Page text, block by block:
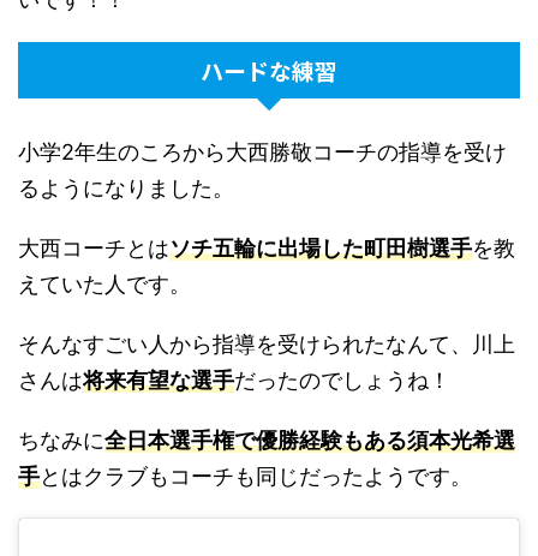
ハードな練習
小学2年生のころから大西勝敬コーチの指導を受け
るようになりました。
大西コーチとはソチ五輪に出場した町田樹選手を教
えていた人です。
そんなすごい人から指導を受けられたなんて、川上
さんは将来有望な選手だったのでしょうね！
ちなみに全日本選手権で優勝経験もある須本光希選
手とはクラブもコーチも同じだったようです。